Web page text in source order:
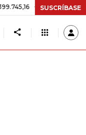
+$ 2.295,71 +0,58%
SUSCRÍBASE